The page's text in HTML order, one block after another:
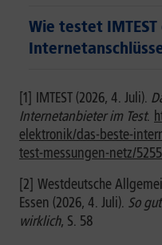
Wie testet
[1] IMTEST (2026, 4. Juli).
Internetanbieter im Test.
elektronik/das-beste-
test-messungen-netz/
[2] Westdeutsche
Essen (2026, 4. Juli). So
wirklich, S. 58